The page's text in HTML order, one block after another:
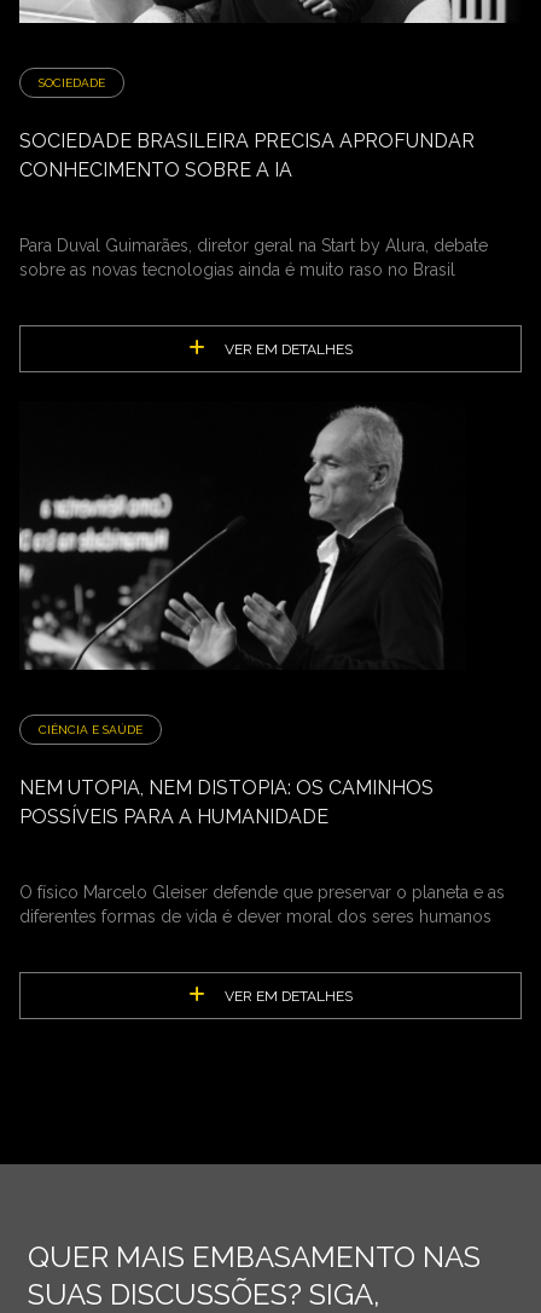
SOCIEDADE
SOCIEDADE BRASILEIRA PRECISA APROFUNDAR
CONHECIMENTO SOBRE A IA
Para Duval Guimarães, diretor geral na Start by Alura, debate
sobre as novas tecnologias ainda é muito raso no Brasil
VER EM DETALHES
CIÊNCIA E SAÚDE
NEM UTOPIA, NEM DISTOPIA: OS CAMINHOS
POSSÍVEIS PARA A HUMANIDADE
O físico Marcelo Gleiser defende que preservar o planeta e as
diferentes formas de vida é dever moral dos seres humanos
VER EM DETALHES
QUER MAIS EMBASAMENTO NAS
SUAS DISCUSSÕES? SIGA,